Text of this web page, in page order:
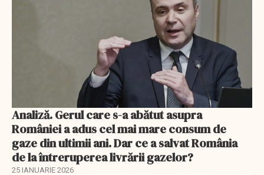
Analiză. Gerul care s-a abătut asupra
României a adus cel mai mare consum de
gaze din ultimii ani. Dar ce a salvat România
de la întreruperea livrării gazelor?
25 IANUARIE 2026